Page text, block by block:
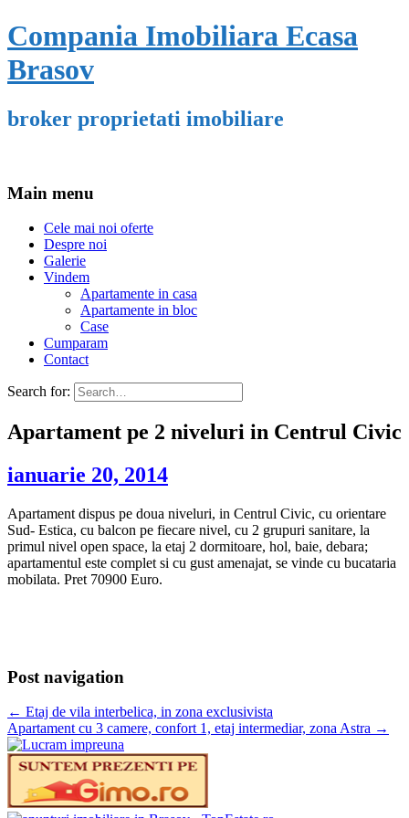
Compania Imobiliara Ecasa
Brasov
broker proprietati imobiliare
Main menu
Cele mai noi oferte
Despre noi
Galerie
Vindem
Apartamente in casa
Apartamente in bloc
Case
Cumparam
Contact
Search for:
Apartament pe 2 niveluri in Centrul Civic
ianuarie 20, 2014
Apartament dispus pe doua niveluri, in Centrul Civic, cu orientare
Sud- Estica, cu balcon pe fiecare nivel, cu 2 grupuri sanitare, la
primul nivel open space, la etaj 2 dormitoare, hol, baie, debara;
apartamentul este complet si cu gust amenajat, se vinde cu bucataria
mobilata. Pret 70900 Euro.
Post navigation
← Etaj de vila interbelica, in zona exclusivista
Apartament cu 3 camere, confort 1, etaj intermediar, zona Astra →